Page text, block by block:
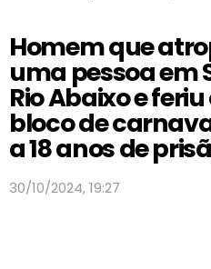
Homem que
uma pessoa em
Rio Abaixo e
bloco de
a 18 anos de
30/10/2024, 19:27